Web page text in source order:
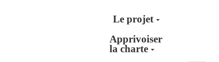
Aller au contenu principalLe projet
Apprivoiser
la charte